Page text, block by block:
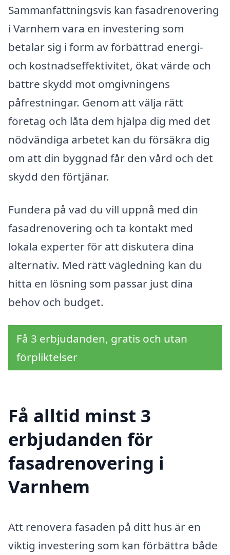
Sammanfattningsvis kan fasadrenovering
i Varnhem vara en investering som
betalar sig i form av förbättrad energi-
och kostnadseffektivitet, ökat värde och
bättre skydd mot omgivningens
påfrestningar. Genom att välja rätt
företag och låta dem hjälpa dig med det
nödvändiga arbetet kan du försäkra dig
om att din byggnad får den vård och det
skydd den förtjänar.
Fundera på vad du vill uppnå med din
fasadrenovering och ta kontakt med
lokala experter för att diskutera dina
alternativ. Med rätt vägledning kan du
hitta en lösning som passar just dina
behov och budget.
Få 3 erbjudanden, gratis och utan
förpliktelser
Få alltid minst 3
erbjudanden för
fasadrenovering i
Varnhem
Att renovera fasaden på ditt hus är en
viktig investering som kan förbättra både